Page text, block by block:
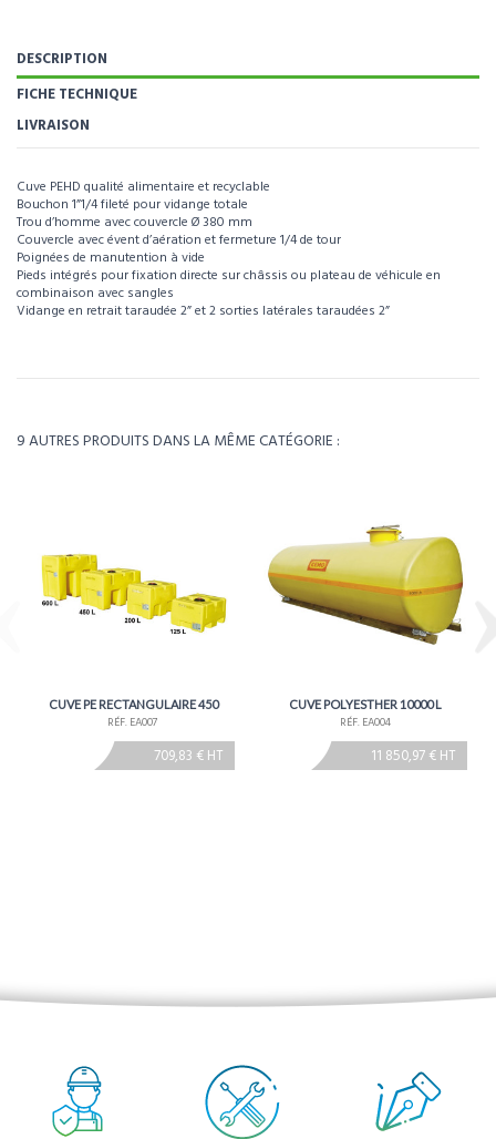
DESCRIPTION
FICHE TECHNIQUE
LIVRAISON
Cuve PEHD qualité alimentaire et recyclable
Bouchon 1”1/4 fileté pour vidange totale
Trou d’homme avec couvercle Ø 380 mm
Couvercle avec évent d’aération et fermeture 1/4 de tour
Poignées de manutention à vide
Pieds intégrés pour fixation directe sur châssis ou plateau de véhicule en
combinaison avec sangles
Vidange en retrait taraudée 2” et 2 sorties latérales taraudées 2”
Environ 4 à 5 semaines - À confirmer lors de la
9 AUTRES PRODUITS DANS LA MÊME CATÉGORIE :
CUVE PE RECTANGULAIRE 450
RÉF. EA007
709,83 € HT
CUVE POLYESTHER 10000 L
RÉF. EA004
11 850,97 € HT